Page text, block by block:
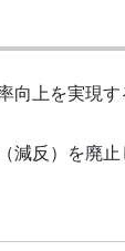
向上を実現
減反）を廃